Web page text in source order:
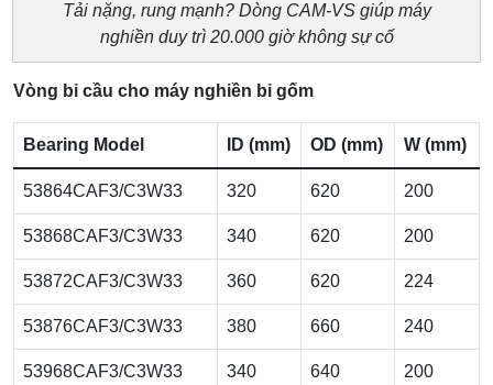
Tải nặng, rung mạnh? Dòng CAM-VS giúp máy
nghiền duy trì 20.000 giờ không sự cố
Vòng bi cầu cho máy nghiền bi gốm
Bearing Model ID (mm) OD (mm) W (mm)
53864CAF3/C3W33 320 620 200
53868CAF3/C3W33 340 620 200
53872CAF3/C3W33 360 620 224
53876CAF3/C3W33 380 660 240
53968CAF3/C3W33 340 640 200